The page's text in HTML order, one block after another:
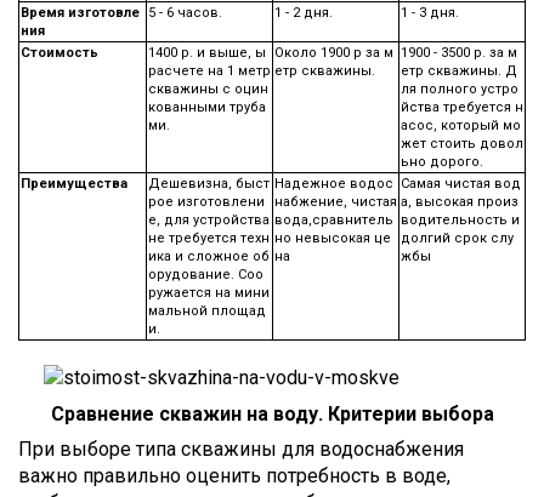
Время изготовле
ния
5 - 6 часов. 1 - 2 дня. 1 - 3 дня.
Стоимость
1400 р. и выше, ы
расчете на 1 метр
скважины с оцин
кованными труба
ми.
Около 1900 р за м
етр скважины.
1900 - 3500 р. за м
етр скважины. Д
ля полного устро
йства требуется н
асос, который мо
жет стоить довол
ьно дорого.
Преимущества
Дешевизна, быст
рое изготовлени
е, для устройства
не требуется техн
ика и сложное об
орудование. Соо
ружается на мини
мальной площад
и.
Надежное водос
набжение, чистая
вода,сравнитель
но невысокая це
на
Самая чистая вод
а, высокая произ
водительность и
долгий срок слу
жбы
Сравнение скважин на воду. Критерии выбора
При выборе типа скважины для водоснабжения
важно правильно оценить потребность в воде,